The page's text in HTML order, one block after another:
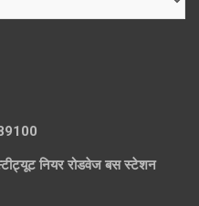
नियर रोडवेज बस स्टेशन